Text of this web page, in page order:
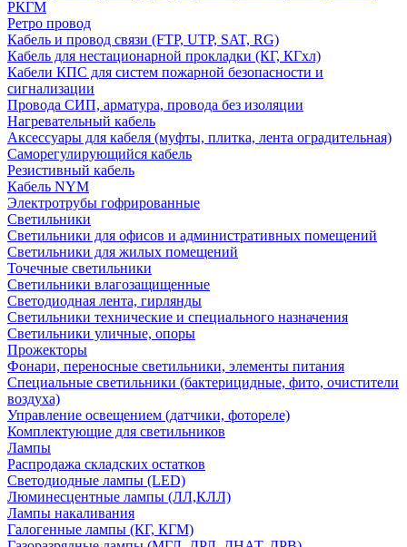
РКГМ
Ретро провод
Кабель и провод связи (FTP, UTP, SAT, RG)
Кабель для нестационарной прокладки (КГ, КГхл)
Кабели КПС для систем пожарной безопасности и
сигнализации
Провода СИП, арматура, провода без изоляции
Нагревательный кабель
Аксессуары для кабеля (муфты, плитка, лента оградительная)
Саморегулирующийся кабель
Резистивный кабель
Кабель NYM
Электротрубы гофрированные
Светильники
Светильники для офисов и административных помещений
Светильники для жилых помещений
Точечные светильники
Светильники влагозащищенные
Светодиодная лента, гирлянды
Светильники технические и специального назначения
Светильники уличные, опоры
Прожекторы
Фонари, переносные светильники, элементы питания
Специальные светильники (бактерицидные, фито, очистители
воздуха)
Управление освещением (датчики, фотореле)
Комплектующие для светильников
Лампы
Распродажа складских остатков
Светодиодные лампы (LED)
Люминесцентные лампы (ЛЛ,КЛЛ)
Лампы накаливания
Галогенные лампы (КГ, КГМ)